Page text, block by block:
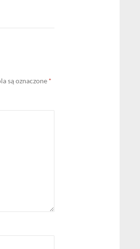
są oznaczone *